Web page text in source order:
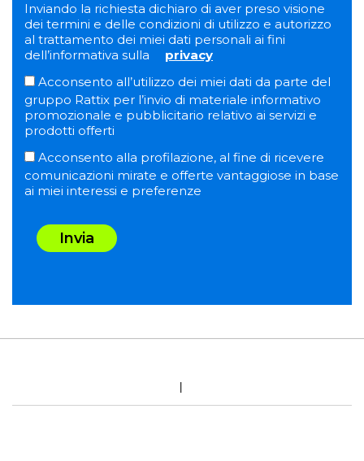
Inviando la richiesta dichiaro di aver preso visione
dei termini e delle condizioni di utilizzo e autorizzo
al trattamento dei miei dati personali ai fini
dell’informativa sulla
privacy
Acconsento all’utilizzo dei miei dati da parte del
gruppo Rattix per l’invio di materiale informativo
promozionale e pubblicitario relativo ai servizi e
prodotti offerti
Acconsento alla profilazione, al fine di ricevere
comunicazioni mirate e offerte vantaggiose in base
ai miei interessi e preferenze
Invia